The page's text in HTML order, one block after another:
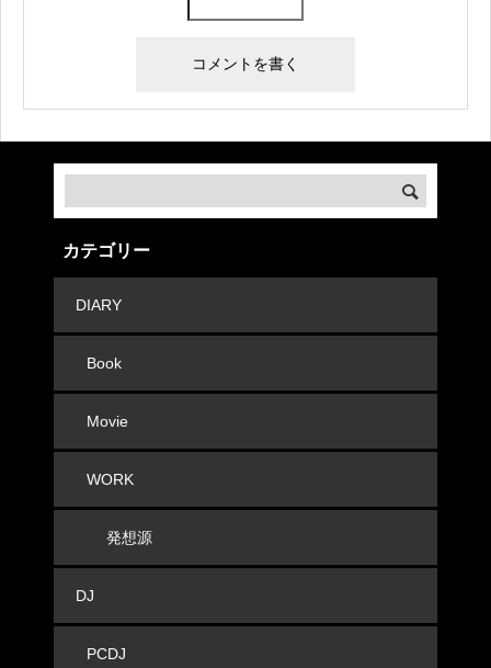
カテゴリー
DIARY
Book
Movie
WORK
発想源
DJ
PCDJ